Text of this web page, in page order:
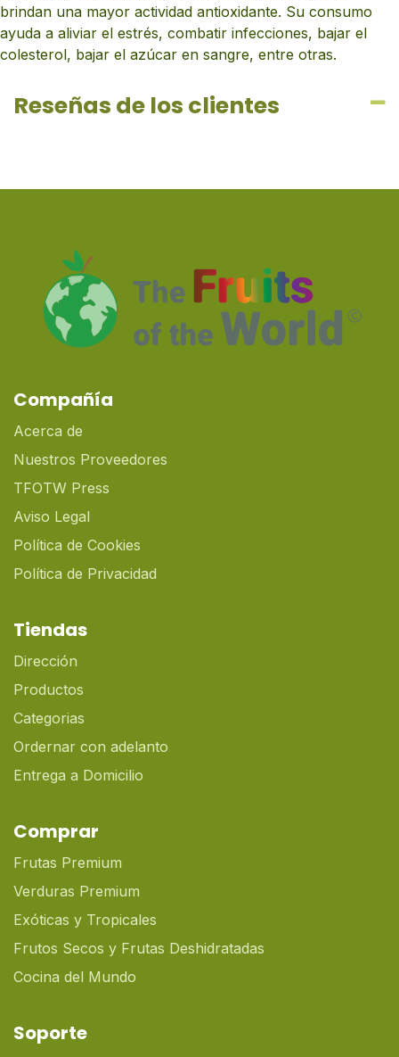
brindan una mayor actividad antioxidante. Su consumo
ayuda a aliviar el estrés, combatir infecciones, bajar el
colesterol, bajar el azúcar en sangre, entre otras.
Reseñas de los clientes
Compañía
Acerca de
Nuestros Proveedores
TFOTW Press
Aviso Legal
Política de Cookies
Política de Privacidad
Tiendas
Dirección
Productos
Categorias
Ordernar con adelanto
Entrega a Domicilio
Comprar
Frutas Premium
Verduras Premium
Exóticas y Tropicales
Frutos Secos y Frutas Deshidratadas
Cocina del Mundo
Soporte